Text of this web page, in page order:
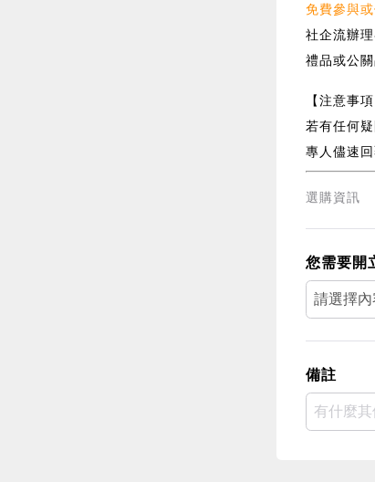
免費參與
社企流辦
禮品或公關
【注意事項
若有任何
專人儘速回
選購資訊
您需要開
備註